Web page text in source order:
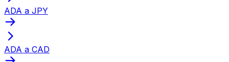
ADA a JPY
ADA a CAD